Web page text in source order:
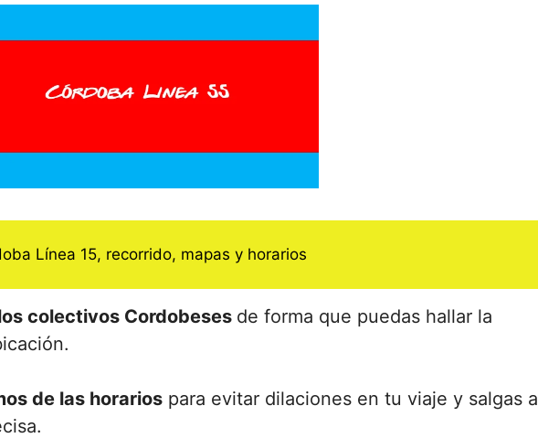
Línea 15, recorrido, mapas y horarios
colectivos Cordobeses de forma que puedas hallar la
de las horarios para evitar dilaciones en tu viaje y salgas a